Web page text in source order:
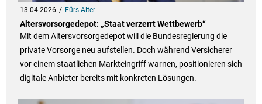
13.04.2026 Fürs Alter
Altersvorsorgedepot: „Staat verzerrt Wettbewerb“
Mit dem Altersvorsorgedepot will die Bundesregierung die
private Vorsorge neu aufstellen. Doch während Versicherer
vor einem staatlichen Markteingriff warnen, positionieren sich
digitale Anbieter bereits mit konkreten Lösungen.